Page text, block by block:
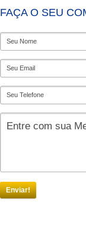
FAÇA O SEU
Enviar!